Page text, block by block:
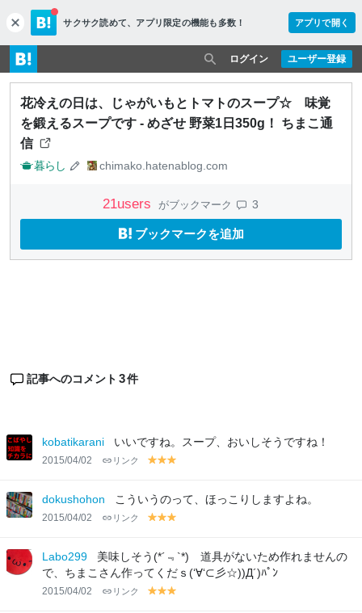
c
l
o
s
e
サクサク読めて、 アプリ限定の機能も多数！ アプリで開く
ユーザー登録
ログイン
花冷えの日は、じゃがいもとトマトのスープ☆ 味覚
を鍛えるスープです - めざせ 野菜1日350g！ ちまこ通
信
暮らし chimako.hatenablog.com
21users がブックマーク 3
ブックマークを追加
記事へのコメント 3件
kobatikarani いいですね。スープ、おいしそうですね！
2015/04/02 リンク
y
lo
w
y
lo
w
lo
w
dokushohon こういうのって、ほっこりしますよね。
2015/04/02 リンク
y
lo
w
y
lo
w w
Labo299
美味しそう(*´﹃`*) 道具がないため作れませんの
で、ちまこさん作ってくだｓ(‘∀‘⊂彡☆))Д´)ﾊﾟﾝ
2015/04/02 リンク
y y